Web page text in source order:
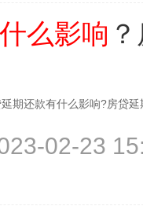
么影响
延期还款有什么影响?房贷
02-23